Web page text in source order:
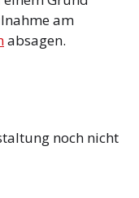
am
absagen.
noch nicht